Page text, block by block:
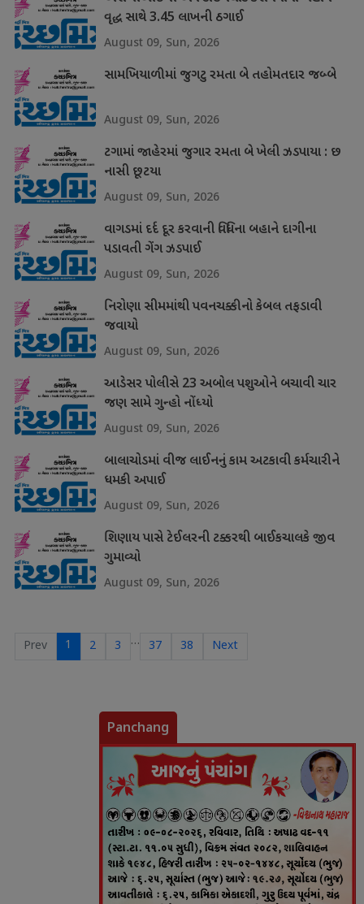
વૃદ્ધ સાથે 3.45 લાખની ઠગાઈ
August 09, Sun, 2026
સામખિયાળીમાં જુગટુ રમતા બે તહોમતદાર જબ્બે
August 09, Sun, 2026
ટગામાં જાહેરમાં જુગાર રમતા બે ખેલી ઝડપાયા : છ
નાસી છૂટયા
August 09, Sun, 2026
વાગડમાં દર્દ દૂર કરવાની વિધિના બહાને દાગીના
પડાવતી ગેંગ ઝડપાઈ
August 09, Sun, 2026
નિરોણા સીમમાંથી પવનચક્કીનો કેબલ તફડાવી
જવાયો
August 09, Sun, 2026
આડેસર પોલીસે 23 અબોલ પશુઓને બચાવી ચાર
જણ સામે ગુન્હો નોંધ્યો
August 09, Sun, 2026
બાલાચોડમાં વીજ લાઈનનું કામ અટકાવી કર્મચારીને
ધમકી અપાઈ
August 09, Sun, 2026
શિણાય પાસે ટેઈલરની ટક્કરથી બાઈકચાલકે જીવ
ગુમાવ્યો
August 09, Sun, 2026
Prev 1 2 3 … 37 38 Next
Panchang